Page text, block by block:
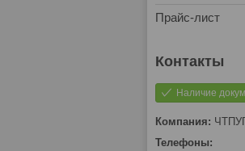
Прайс-лист
Наличие